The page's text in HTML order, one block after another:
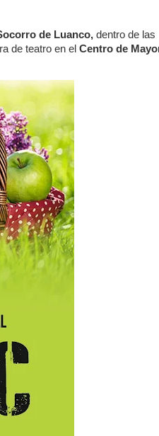
de Luanco, dentro de las
de teatro en el Centro de